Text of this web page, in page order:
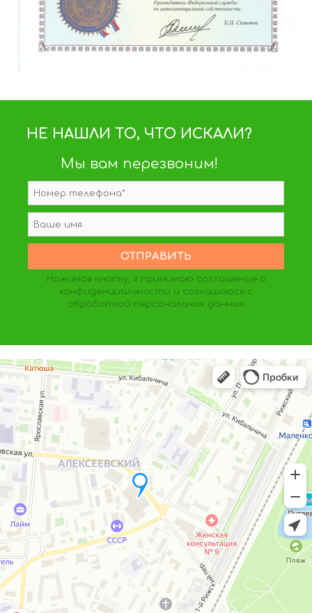
НЕ НАШЛИ ТО, ЧТО ИСКАЛИ?
Мы вам перезвоним!
Нажимая кнопку, я принимаю соглашение о
конфиденциальности и соглашаюсь с
обработкой персональных данных